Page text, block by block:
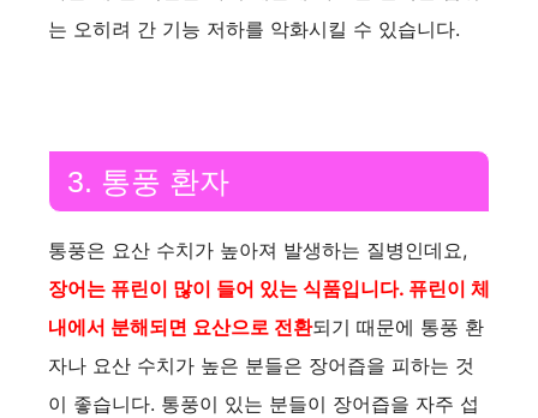
는 오히려 간 기능 저하를 악화시킬 수 있습니다.
3. 통풍 환자
통풍은 요산 수치가 높아져 발생하는 질병인데요,
장어는 퓨린이 많이 들어 있는 식품입니다. 퓨린이 체
내에서 분해되면 요산으로 전환되기 때문에 통풍 환
자나 요산 수치가 높은 분들은 장어즙을 피하는 것
이 좋습니다. 통풍이 있는 분들이 장어즙을 자주 섭